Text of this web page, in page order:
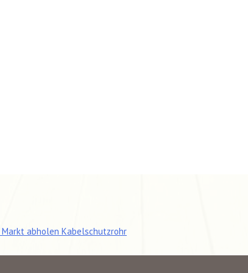
Markt abholen Kabelschutzrohr